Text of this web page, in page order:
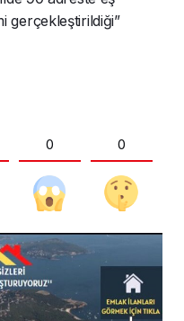
gerçekleştirildiği”
0 0